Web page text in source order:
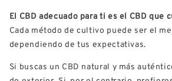
El CBD adecuado para ti es el CBD que
Cada método de cultivo puede ser el
dependiendo de tus expectativas.
Si buscas un CBD natural y más